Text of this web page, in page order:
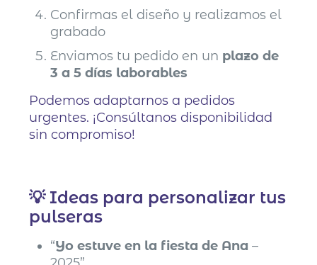
Confirmas el diseño y realizamos el
grabado
Enviamos tu pedido en un plazo de
3 a 5 días laborables
Podemos adaptarnos a pedidos
urgentes. ¡Consúltanos disponibilidad
sin compromiso!
💡 Ideas para personalizar tus
pulseras
“Yo estuve en la fiesta de Ana –